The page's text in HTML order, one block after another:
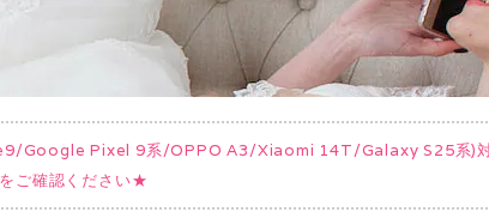
Google Pixel 9系/OPPO A3/Xiaomi 14T/Galaxy S25系)
をご確認ください★